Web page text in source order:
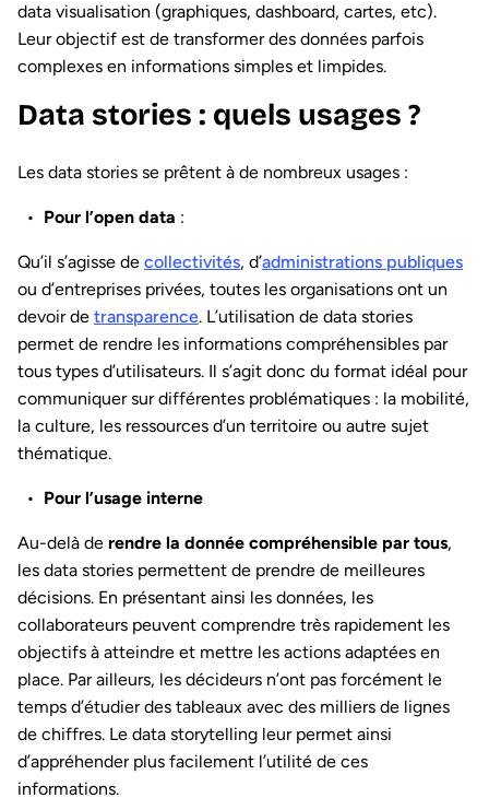
data visualisation (graphiques, dashboard, cartes, etc).
Leur objectif est de transformer des données parfois
complexes en informations simples et limpides.
Data stories : quels usages ?
Les data stories se prêtent à de nombreux usages :
Pour l’open data :
Qu’il s’agisse de collectivités, d’administrations publiques
ou d’entreprises privées, toutes les organisations ont un
devoir de transparence. L’utilisation de data stories
permet de rendre les informations compréhensibles par
tous types d’utilisateurs. Il s’agit donc du format idéal pour
communiquer sur différentes problématiques : la mobilité,
la culture, les ressources d’un territoire ou autre sujet
thématique.
Pour l’usage interne
Au-delà de rendre la donnée compréhensible par tous,
les data stories permettent de prendre de meilleures
décisions. En présentant ainsi les données, les
collaborateurs peuvent comprendre très rapidement les
objectifs à atteindre et mettre les actions adaptées en
place. Par ailleurs, les décideurs n’ont pas forcément le
temps d’étudier des tableaux avec des milliers de lignes
de chiffres. Le data storytelling leur permet ainsi
d’appréhender plus facilement l’utilité de ces
informations.